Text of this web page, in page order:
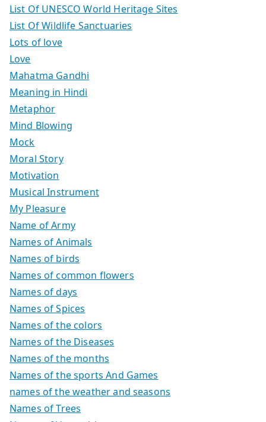
List Of UNESCO World Heritage Sites
List Of Wildlife Sanctuaries
Lots of love
Love
Mahatma Gandhi
Meaning in Hindi
Metaphor
Mind Blowing
Mock
Moral Story
Motivation
Musical Instrument
My Pleasure
Name of Army
Names of Animals
Names of birds
Names of common flowers
Names of days
Names of Spices
Names of the colors
Names of the Diseases
Names of the months
Names of the sports And Games
names of the weather and seasons
Names of Trees